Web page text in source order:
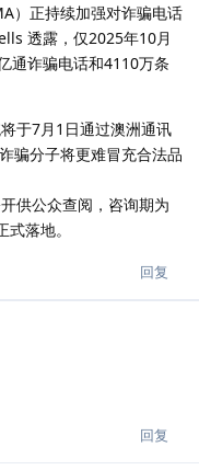
）正持续加强对诈骗电话
透露，仅2025年10月
通诈骗电话和4110万条
于7月1日通过澳洲通讯
骗分子将更难冒充合法品
供公众查阅，咨询期为
落地。
回复
回复